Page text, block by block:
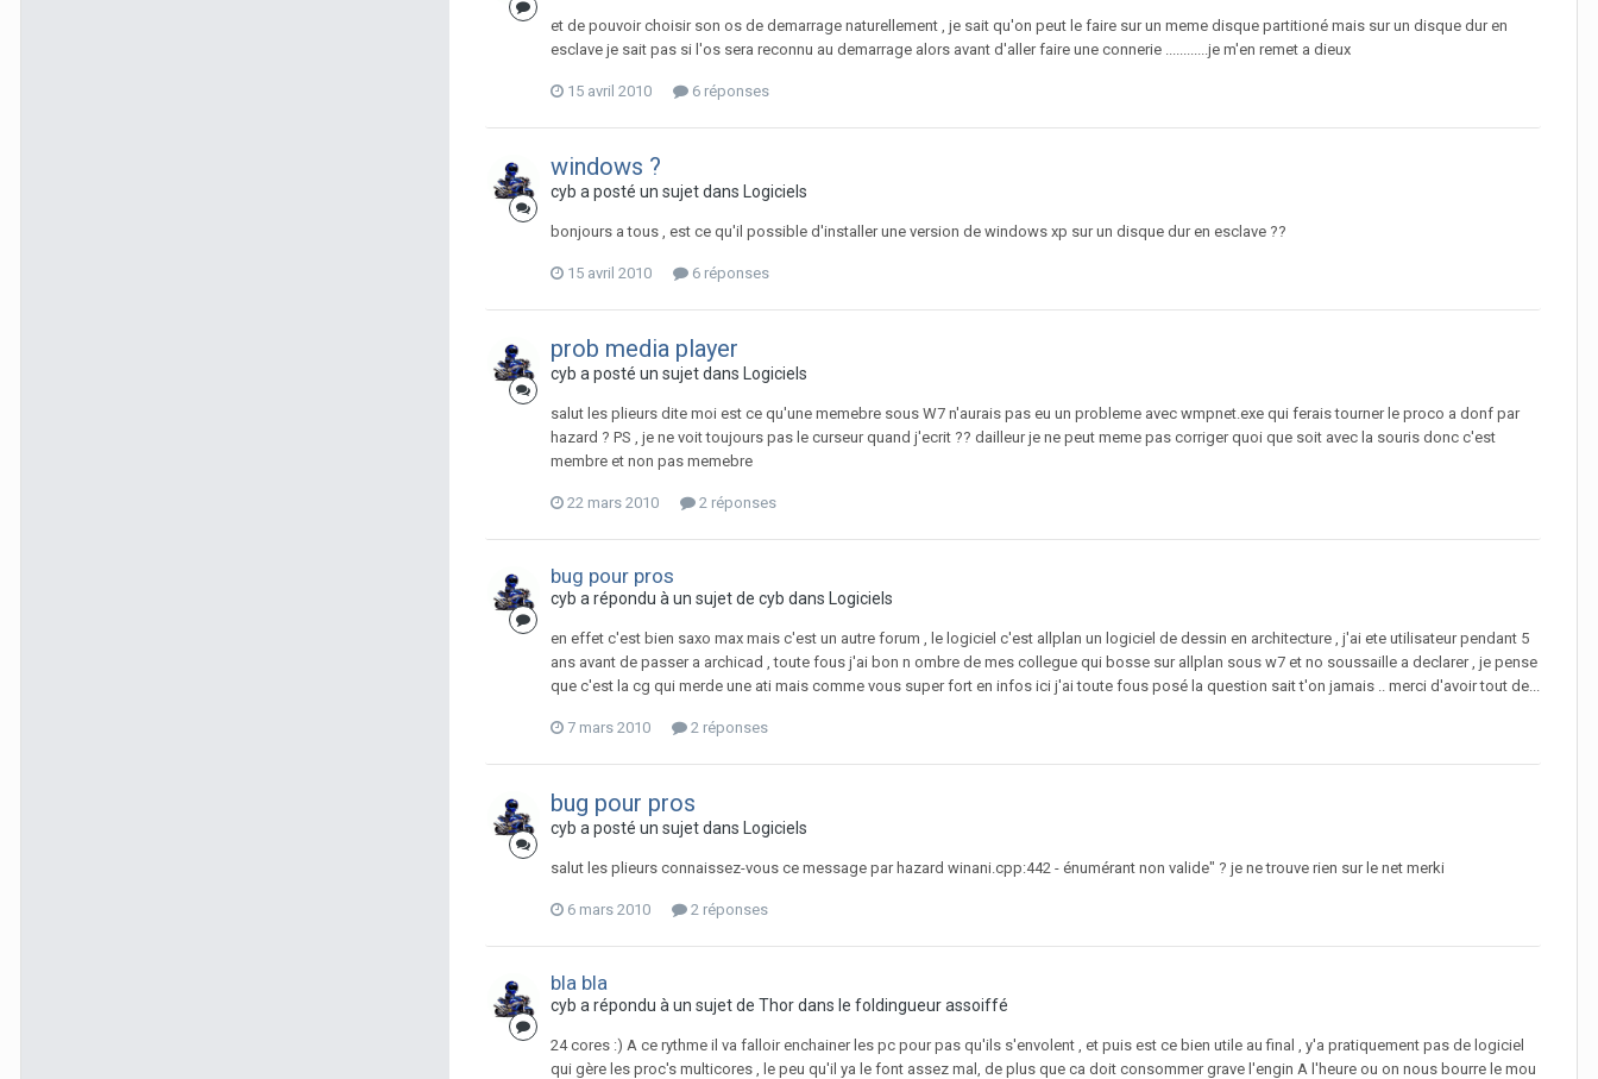
et de pouvoir choisir son os de demarrage naturellement , je sait qu'on peut le faire sur un meme disque partitioné mais sur un disque dur en
esclave je sait pas si l'os sera reconnu au demarrage alors avant d'aller faire une connerie ............je m'en remet a dieux
15 avril 2010 6 réponses
windows ?
cyb a posté un sujet dans Logiciels
bonjours a tous , est ce qu'il possible d'installer une version de windows xp sur un disque dur en esclave ??
15 avril 2010 6 réponses
prob media player
cyb a posté un sujet dans Logiciels
salut les plieurs dite moi est ce qu'une memebre sous W7 n'aurais pas eu un probleme avec wmpnet.exe qui ferais tourner le proco a donf par
hazard ? PS , je ne voit toujours pas le curseur quand j'ecrit ?? dailleur je ne peut meme pas corriger quoi que soit avec la souris donc c'est
membre et non pas memebre
22 mars 2010 2 réponses
bug pour pros
cyb a répondu à un sujet de cyb dans Logiciels
en effet c'est bien saxo max mais c'est un autre forum , le logiciel c'est allplan un logiciel de dessin en architecture , j'ai ete utilisateur pendant 5
ans avant de passer a archicad , toute fous j'ai bon n ombre de mes collegue qui bosse sur allplan sous w7 et no soussaille a declarer , je pense
que c'est la cg qui merde une ati mais comme vous super fort en infos ici j'ai toute fous posé la question sait t'on jamais .. merci d'avoir tout de...
7 mars 2010 2 réponses
bug pour pros
cyb a posté un sujet dans Logiciels
salut les plieurs connaissez-vous ce message par hazard winani.cpp:442 - énumérant non valide" ? je ne trouve rien sur le net merki
6 mars 2010 2 réponses
bla bla
cyb a répondu à un sujet de Thordans le foldingueur assoiffé
24 cores :) A ce rythme il va falloir enchainer les pc pour pas qu'ils s'envolent , et puis est ce bien utile au final , y'a pratiquement pas de logiciel
qui gère les proc's multicores , le peu qu'il ya le font assez mal, de plus que ca doit consommer grave l'engin A l'heure ou on nous bourre le mou